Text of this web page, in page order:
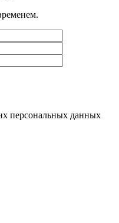
персональных данных